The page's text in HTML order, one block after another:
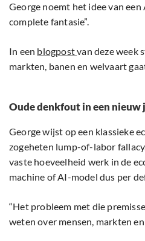
George noemt het idee van een
complete fantasie”.
In een blogpostvan deze week
markten, banen en welvaart
Oude denkfout in een nieuw
George wijst op een klassieke
zogeheten lump-of-labor
vaste hoeveelheid werk in de
machine of AI-model dus per
“Het probleem met die
weten over mensen, markten